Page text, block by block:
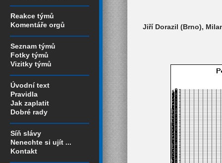
Reakce týmů
Komentáře orgů
Seznam týmů
Fotky týmů
Vizitky týmů
Úvodní text
Pravidla
Jak zaplatit
Dobré rady
Síň slávy
Nenechte si ujít ...
Kontakt
Jiří Dorazil (Brno),